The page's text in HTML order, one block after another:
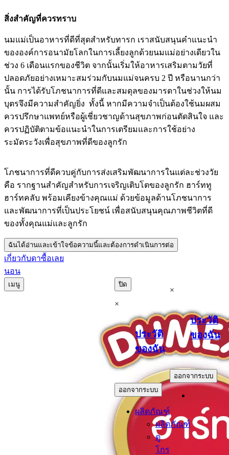
สิ่งสำคัญที่ควรทราบ
นมแม่เป็นอาหารที่ดีที่สุดสำหรับทารก เราสนับสนุนคำแนะนำ
ขององค์การอนามัยโลกในการเลี้ยงลูกด้วยนมแม่อย่างเดียวใน
ช่วง 6 เดือนแรกของชีวิต จากนั้นเริ่มให้อาหารเสริมตามวัยที่
ปลอดภัยอย่างเหมาะสมร่วมกับนมแม่จนครบ 2 ปี หรือนานกว่า
นั้น การได้รับโภชนาการที่ดีและสมดุลของมารดาในช่วงให้นม
บุตรจึงมีความสำคัญยิ่ง ทั้งนี้ หากมีความจำเป็นต้องใช้นมผสม
ควรปรึกษาแพทย์หรือผู้เชี่ยวชาญด้านสุขภาพก่อนตัดสินใจ และ
ควรปฏิบัติตามข้อแนะนำในการเตรียมและการใช้อย่าง
ระมัดระวังเพื่อสุขภาพที่ดีของลูกรัก
โภชนาการที่ดีควบคู่กับการส่งเสริมพัฒนาการในแต่ละช่วงวัย
คือ รากฐานสำคัญสำหรับการเจริญเติบโตของลูกรัก ฮาร์ททู
ฮาร์ทคลับ พร้อมเคียงข้างคุณแม่ ด้วยข้อมูลด้านโภชนาการ
และพัฒนาการที่เป็นประโยชน์ เพื่อสนับสนุนคุณภาพชีวิตที่ดี
ของทั้งคุณแม่และลูกรัก
ฉันได้อ่านและเข้าใจข้อความนี้และต้องการดำเนินการต่อ
เกี่ยวกับดา
นอน
ซื้อเลย
เมนู ปิด
×
ประวัติ
ของฉัน
.
ออกจากระบบ
ผลิตภัณฑ์
ผลิตภัณฑ์
ดู
โกร
×
ประวัติ
ของฉัน
.
ออกจากระบบ